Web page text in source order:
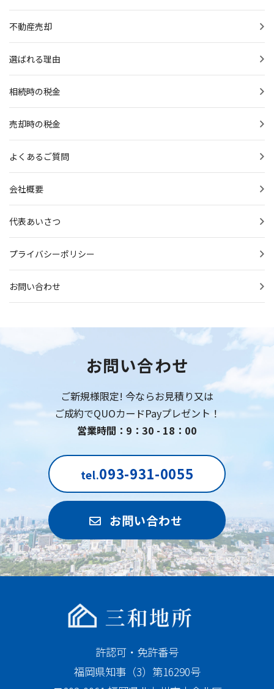
不動産売却
選ばれる理由
相続時の税金
売却時の税金
よくあるご質問
会社概要
代表あいさつ
プライバシーポリシー
お問い合わせ
お問い合わせ
ご新規様限定! 今ならお見積り又は
ご成約でQUOカードPayプレゼント！
営業時間：9：30 - 18：00
tel.093-931-0055
お問い合わせ
許認可・免許番号
福岡県知事（3）第16290号